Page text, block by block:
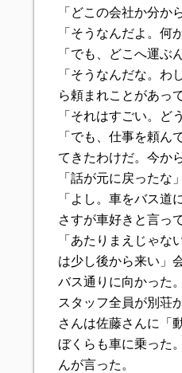
「どこの会社か分か
「そうなんだよ。何
「でも、どこへ運ぶ
「そうなんだな。
ら頼まれことがあっ
「それはすごい。ど
「でも、仕事を頼
てきたわけだ。今か
「話が元に戻ったな
「よし。車をバス
さすが車好きと言っ
「あたりまえじゃ
は少し後から来い」
バス通りに向かった。
スタッフ全員が別荘
さんは佐藤さんに「
ぼくらも車に乗った
んが言った。